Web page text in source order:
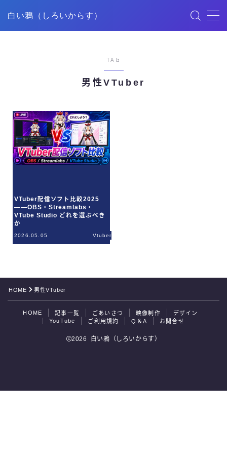
白い鴉（しろいからす）
ごあいさつ
映像制作
YouTube
ご利用規約
TAG
男性VTuber
VTuber配信ソフト比較2025
——OBS・Streamlabs・
VTube Studio どれを選ぶべき
か
2026.05.05 Vtuber
HOME 男性VTuber
HOME 記事一覧 ごあいさつ 映像制作
デザイン
YouTube
ご利用規約 Q＆A お問合せ
2026 白い鴉（しろいからす）